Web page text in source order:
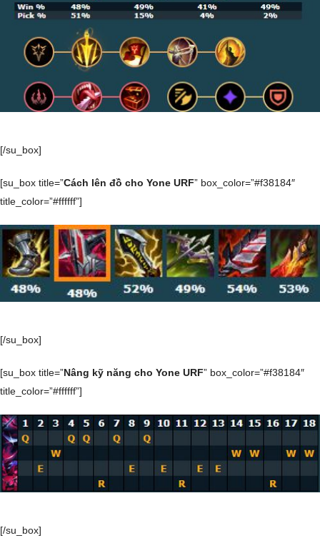
[/su_box]
[su_box title=”Cách lên đồ cho Yone URF” box_color=”#f38184″
title_color=”#ffffff”]
[/su_box]
[su_box title=”Nâng kỹ năng cho Yone URF” box_color=”#f38184″
title_color=”#ffffff”]
[/su_box]